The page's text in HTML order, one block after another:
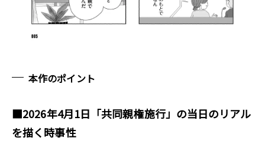
本作のポイント
■2026年4月1日「共同親権施行」の当日のリアル
を描く時事性